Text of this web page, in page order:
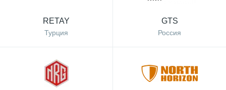
RETAY
Турция
GTS
Россия